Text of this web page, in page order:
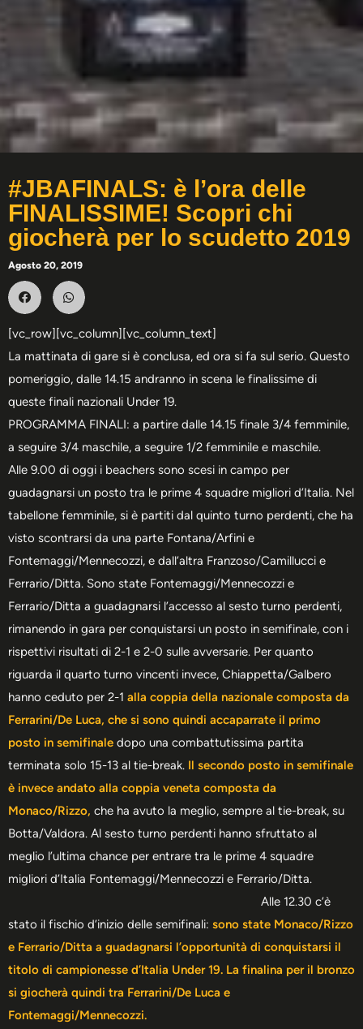
#JBAFINALS: è l’ora delle
FINALISSIME! Scopri chi
giocherà per lo scudetto 2019
Agosto 20, 2019
[vc_row][vc_column][vc_column_text]
La mattinata di gare si è conclusa, ed ora si fa sul serio. Questo
pomeriggio, dalle 14.15 andranno in scena le finalissime di
queste finali nazionali Under 19.
PROGRAMMA FINALI: a partire dalle 14.15 finale 3/4 femminile,
a seguire 3/4 maschile, a seguire 1/2 femminile e maschile.
Alle 9.00 di oggi i beachers sono scesi in campo per
guadagnarsi un posto tra le prime 4 squadre migliori d’Italia. Nel
tabellone femminile, si è partiti dal quinto turno perdenti, che ha
visto scontrarsi da una parte Fontana/Arfini e
Fontemaggi/Mennecozzi, e dall’altra Franzoso/Camillucci e
Ferrario/Ditta. Sono state Fontemaggi/Mennecozzi e
Ferrario/Ditta a guadagnarsi l’accesso al sesto turno perdenti,
rimanendo in gara per conquistarsi un posto in semifinale, con i
rispettivi risultati di 2-1 e 2-0 sulle avversarie. Per quanto
riguarda il quarto turno vincenti invece, Chiappetta/Galbero
hanno ceduto per 2-1 alla coppia della nazionale composta da
Ferrarini/De Luca, che si sono quindi accaparrate il primo
posto in semifinale dopo una combattutissima partita
terminata solo 15-13 al tie-break. Il secondo posto in semifinale
è invece andato alla coppia veneta composta da
Monaco/Rizzo, che ha avuto la meglio, sempre al tie-break, su
Botta/Valdora. Al sesto turno perdenti hanno sfruttato al
meglio l’ultima chance per entrare tra le prime 4 squadre
migliori d’Italia Fontemaggi/Mennecozzi e Ferrario/Ditta.
Alle 12.30 c’è
stato il fischio d’inizio delle semifinali: sono state Monaco/Rizzo
e Ferrario/Ditta a guadagnarsi l’opportunità di conquistarsi il
titolo di campionesse d’Italia Under 19. La finalina per il bronzo
si giocherà quindi tra Ferrarini/De Luca e
Fontemaggi/Mennecozzi.